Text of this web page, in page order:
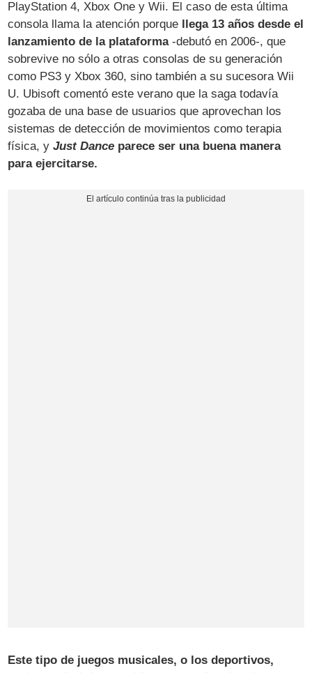
PlayStation 4, Xbox One y Wii. El caso de esta última
consola llama la atención porque llega 13 años desde el
lanzamiento de la plataforma-debutó en 2006-, que
sobrevive no sólo a otras consolas de su generación
como PS3 y Xbox 360, sino también a su sucesora Wii
U. Ubisoft comentó este verano que la saga todavía
gozaba de una base de usuarios que aprovechan los
sistemas de detección de movimientos como terapia
física, yJust Dance parece ser una buena manera
para ejercitarse.
Este tipo de juegos musicales, o los deportivos,